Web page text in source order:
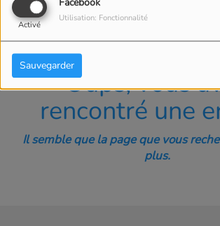
Activé
Utilisation: Fonctionnalité
Sauvegarder
Oups, vous
rencontré une
Il semble que la page que vous
plus.